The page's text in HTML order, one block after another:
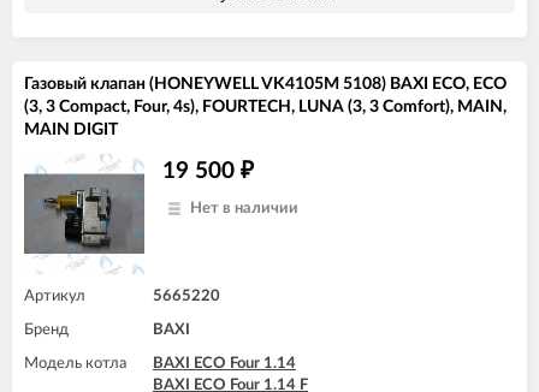
Газовый клапан (HONEYWELL VK4105M 5108) BAXI ECO, ECO
(3, 3 Compact, Four, 4s), FOURTECH, LUNA (3, 3 Comfort), MAIN,
MAIN DIGIT
19 500 ₽
Нет в наличии
Артикул 5665220
Бренд BAXI
Модель котла
BAXI ECO Four 1.14
BAXI ECO Four 1.14 F